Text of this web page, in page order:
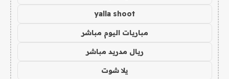
yalla shoot
مباريات اليوم مباشر
ريال مدريد مباشر
يلا شوت